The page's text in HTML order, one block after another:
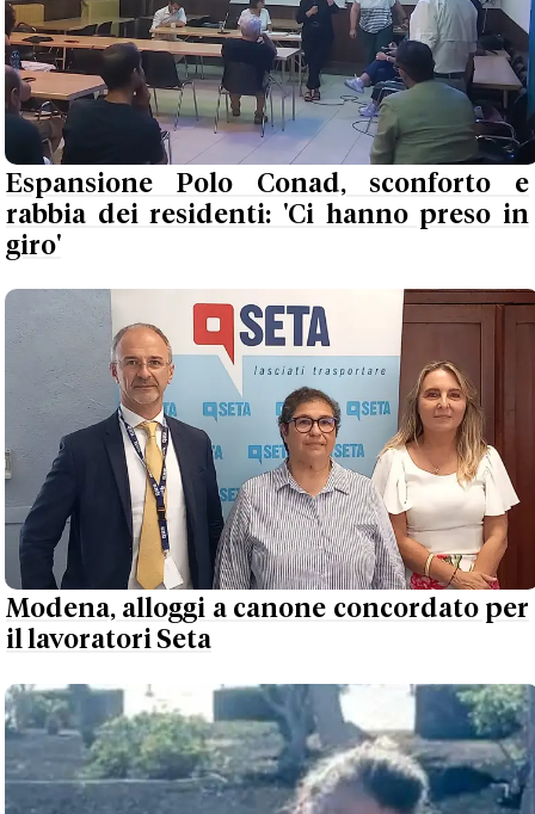
Espansione Polo Conad, sconforto e
rabbia dei residenti: 'Ci hanno preso in
giro'
Modena, alloggi a canone concordato per
il lavoratori Seta